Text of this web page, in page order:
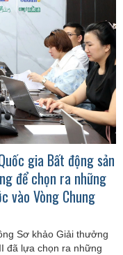
gia Bất động sản
để chọn ra những
vào Vòng Chung
Sơ khảo Giải thưởng
đã lựa chọn ra những